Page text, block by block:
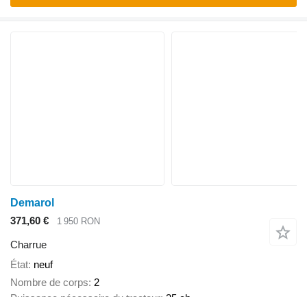
Demarol
371,60 €
1 950 RON
Charrue
État neuf
Nombre de corps 2